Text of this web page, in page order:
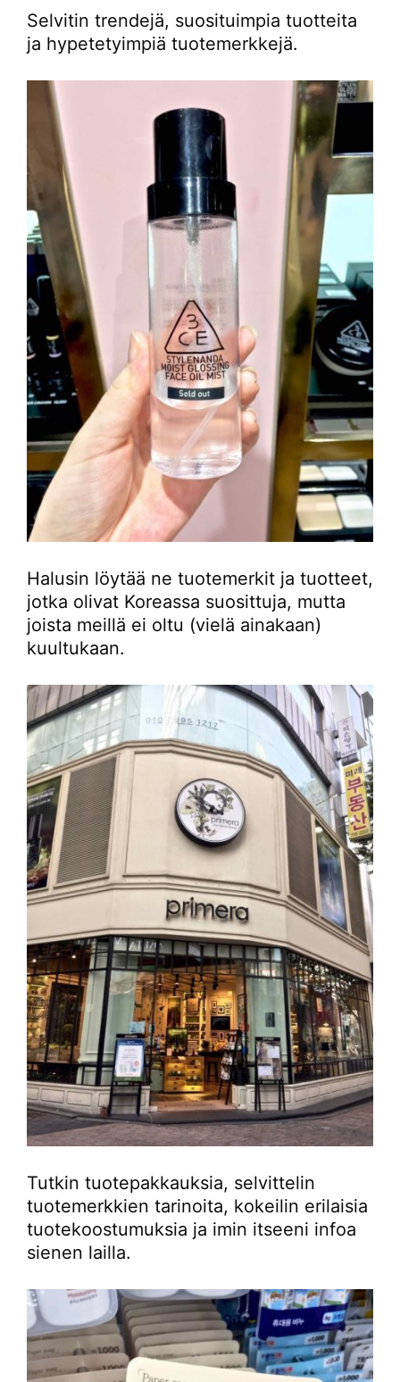
Selvitin trendejä, suosituimpia tuotteita
ja hypetetyimpiä tuotemerkkejä.
Halusin löytää ne tuotemerkit ja tuotteet,
jotka olivat Koreassa suosittuja, mutta
joista meillä ei oltu (vielä ainakaan)
kuultukaan.
Tutkin tuotepakkauksia, selvittelin
tuotemerkkien tarinoita, kokeilin erilaisia
tuotekoostumuksia ja imin itseeni infoa
sienen lailla.